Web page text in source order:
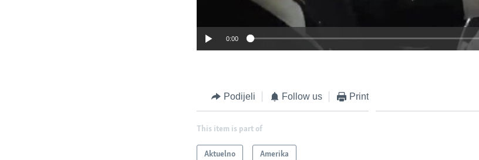
0:00
Podijeli Follow us Print
This item is part of
Aktuelno Amerika